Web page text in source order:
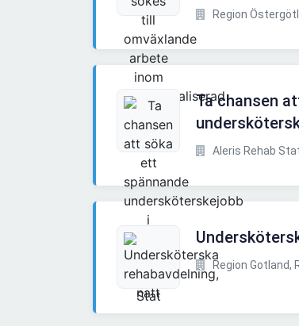
Region
Ta chansen
Aleris Rehab
Region Gotland,